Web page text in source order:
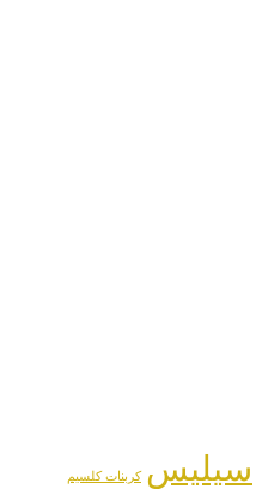
سیلیس کربنات کلسیم